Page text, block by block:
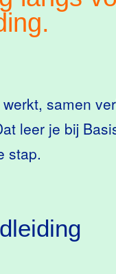
samen
leer je bij
stap.